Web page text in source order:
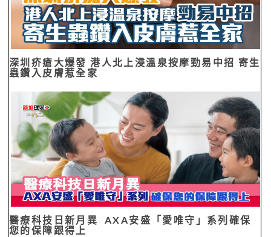
深圳疥瘡大爆發 港人北上浸溫泉按摩勁易中招 寄生
蟲鑽入皮膚惹全家
醫療科技日新月異 AXA安盛「愛唯守」系列確保
您的保障跟得上